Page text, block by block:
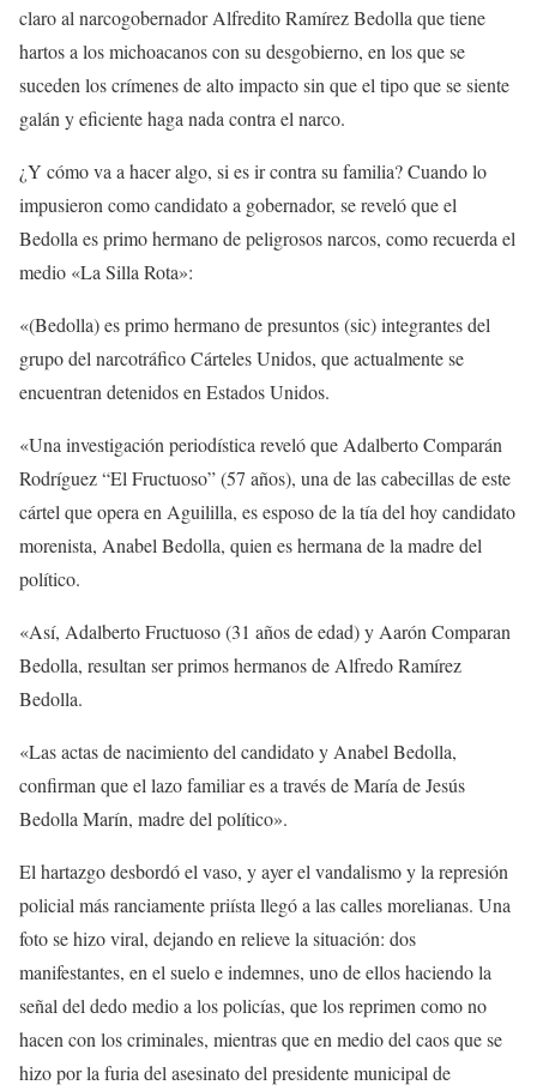
claro al narcogobernador Alfredito Ramírez Bedolla que tiene
hartos a los michoacanos con su desgobierno, en los que se
suceden los crímenes de alto impacto sin que el tipo que se siente
galán y eficiente haga nada contra el narco.
¿Y cómo va a hacer algo, si es ir contra su familia? Cuando lo
impusieron como candidato a gobernador, se reveló que el
Bedolla es primo hermano de peligrosos narcos, como recuerda el
medio «La Silla Rota»:
«(Bedolla) es primo hermano de presuntos (sic) integrantes del
grupo del narcotráfico Cárteles Unidos, que actualmente se
encuentran detenidos en Estados Unidos.
«Una investigación periodística reveló que Adalberto Comparán
Rodríguez “El Fructuoso” (57 años), una de las cabecillas de este
cártel que opera en Aguililla, es esposo de la tía del hoy candidato
morenista, Anabel Bedolla, quien es hermana de la madre del
político.
«Así, Adalberto Fructuoso (31 años de edad) y Aarón Comparan
Bedolla, resultan ser primos hermanos de Alfredo Ramírez
Bedolla.
«Las actas de nacimiento del candidato y Anabel Bedolla,
confirman que el lazo familiar es a través de María de Jesús
Bedolla Marín, madre del político».
El hartazgo desbordó el vaso, y ayer el vandalismo y la represión
policial más ranciamente priísta llegó a las calles morelianas. Una
foto se hizo viral, dejando en relieve la situación: dos
manifestantes, en el suelo e indemnes, uno de ellos haciendo la
señal del dedo medio a los policías, que los reprimen como no
hacen con los criminales, mientras que en medio del caos que se
hizo por la furia del asesinato del presidente municipal de